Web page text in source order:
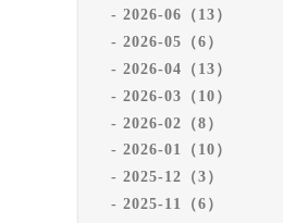
2026-06（13）
2026-05（6）
2026-04（13）
2026-03（10）
2026-02（8）
2026-01（10）
2025-12（3）
2025-11（6）